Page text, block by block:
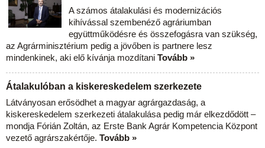
A számos átalakulási és modernizációs
kihívással szembenéző agráriumban
együttműködésre és összefogásra van szükség,
az Agrárminisztérium pedig a jövőben is partnere lesz
mindenkinek, aki elő kívánja mozdítani Tovább »
Átalakulóban a kiskereskedelem szerkezete
Látványosan erősödhet a magyar agrárgazdaság, a
kiskereskedelem szerkezeti átalakulása pedig már elkezdődött –
mondja Fórián Zoltán, az Erste Bank Agrár Kompetencia Központ
vezető agrárszakértője. Tovább »